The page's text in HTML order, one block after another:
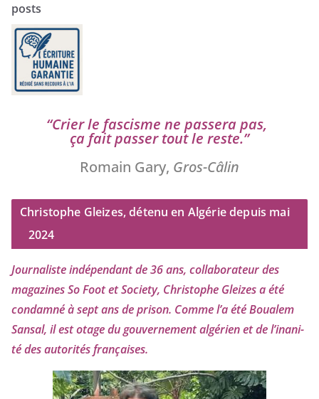
posts
“Crier le fas­cisme ne pas­se­ra pas,
ça fait pas­ser tout le reste.”
Romain Gary, Gros-Câlin
Christophe Gleizes, détenu en Algérie depuis mai
2024
Journaliste indé­pen­dant de36ans, col­la­bo­ra­teur des
maga­zines So Foot et Society, Christophe Gleizesa été
condam­né à sept ans de pri­son. Comme l’a été Boualem
Sansal, il est otage du gou­ver­ne­ment algé­rien et de l’i­na­ni­
té des auto­ri­tés françaises.